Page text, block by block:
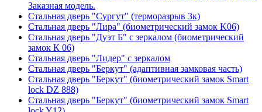
Заказная модель.
Стальная дверь "Сургут" (терморазрыв 3к)
Стальная дверь "Лира" (биометрический замок K06)
Стальная дверь "Дуэт Б" с зеркалом (биометрический
замок К 06)
Стальная дверь "Лидер" с зеркалом
Стальная дверь "Беркут" (адаптивная замковая часть)
Стальная дверь "Беркут" (биометрический замок Smart
lock DZ 888)
Стальная дверь "Беркут" (биометрический замок Smart